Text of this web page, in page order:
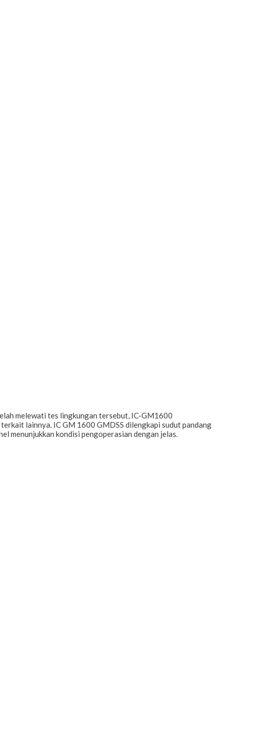
melewati tes lingkungan tersebut, IC-GM1600
lainnya. IC GM 1600 GMDSS dilengkapi sudut pandang
menunjukkan kondisi pengoperasian dengan jelas.